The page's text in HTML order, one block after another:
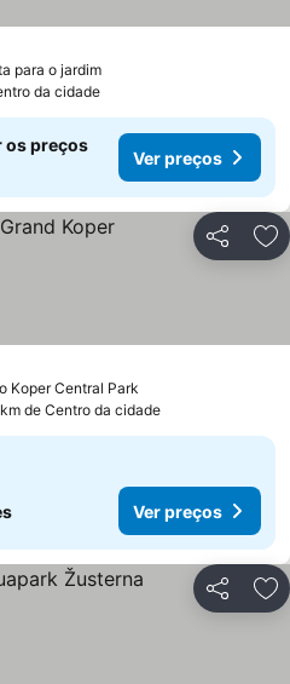
para o jardim
da cidade
os preços
Ver preços
Partilhar
Koper Central Park
de Centro da cidade
Ver preços
Partilhar